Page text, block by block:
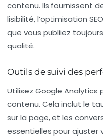
contenu. Ils fournissent
lisibilité, l’optimisation
que vous publiiez
qualité.
Outils de suivi des
Utilisez Google Analytics
contenu. Cela inclut le
sur la page, et les
essentielles pour